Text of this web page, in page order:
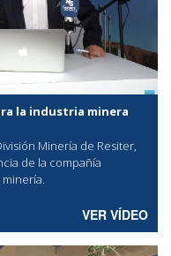
la industria minera
Minería de Resiter,
de la compañía
VER VÍDEO